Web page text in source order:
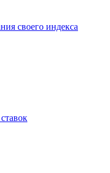
Банков
банков
своего индекса